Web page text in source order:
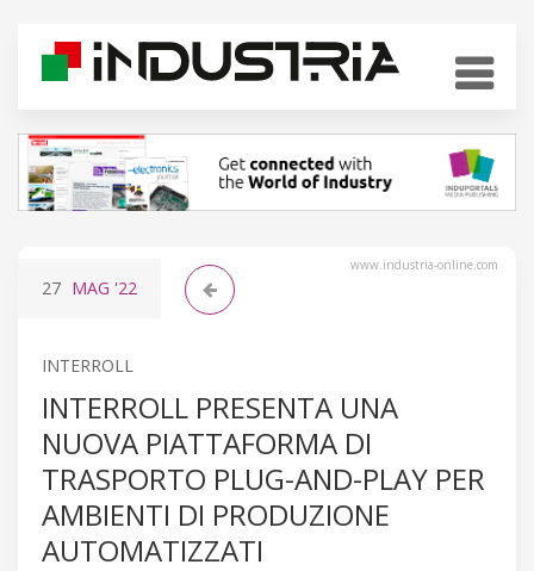
www.industria-online.com
27 MAG '22
INTERROLL
INTERROLL PRESENTA UNA
NUOVA PIATTAFORMA DI
TRASPORTO PLUG-AND-PLAY PER
AMBIENTI DI PRODUZIONE
AUTOMATIZZATI